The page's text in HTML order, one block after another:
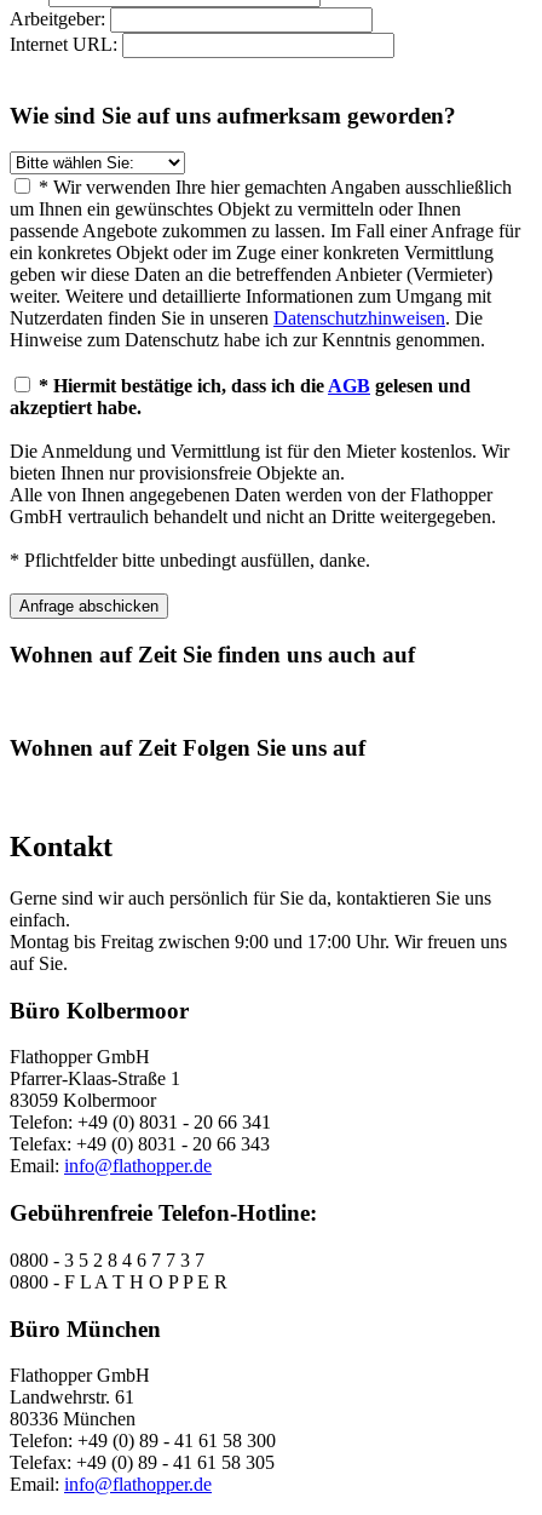
Arbeitgeber:
Internet URL:
Wie sind Sie auf uns aufmerksam geworden?
* Wir verwenden Ihre hier gemachten Angaben ausschließlich
um Ihnen ein gewünschtes Objekt zu vermitteln oder Ihnen
passende Angebote zukommen zu lassen. Im Fall einer Anfrage für
ein konkretes Objekt oder im Zuge einer konkreten Vermittlung
geben wir diese Daten an die betreffenden Anbieter (Vermieter)
weiter. Weitere und detaillierte Informationen zum Umgang mit
Nutzerdaten finden Sie in unseren Datenschutzhinweisen. Die
Hinweise zum Datenschutz habe ich zur Kenntnis genommen.
* Hiermit bestätige ich, dass ich die AGB gelesen und
akzeptiert habe.
Die Anmeldung und Vermittlung ist für den Mieter kostenlos. Wir
bieten Ihnen nur provisionsfreie Objekte an.
Alle von Ihnen angegebenen Daten werden von der Flathopper
GmbH vertraulich behandelt und nicht an Dritte weitergegeben.
* Pflichtfelder bitte unbedingt ausfüllen, danke.
Wohnen auf Zeit Sie finden uns auch auf
Wohnen auf ZeitFolgen Sie uns auf
Kontakt
Gerne sind wir auch persönlich für Sie da, kontaktieren Sie uns
einfach.
Montag bis Freitag zwischen 9:00 und 17:00 Uhr. Wir freuen uns
auf Sie.
Büro Kolbermoor
Flathopper GmbH
Pfarrer-Klaas-Straße 1
83059 Kolbermoor
Telefon: +49 (0) 8031 - 20 66 341
Telefax: +49 (0) 8031 - 20 66 343
Email: info@flathopper.de
Gebührenfreie Telefon-Hotline:
0800 - 3 5 2 8 4 6 7 7 3 7
0800 - F L A T H O P P E R
Büro München
Flathopper GmbH
Landwehrstr. 61
80336 München
Telefon: +49 (0) 89 - 41 61 58 300
Telefax: +49 (0) 89 - 41 61 58 305
Email: info@flathopper.de